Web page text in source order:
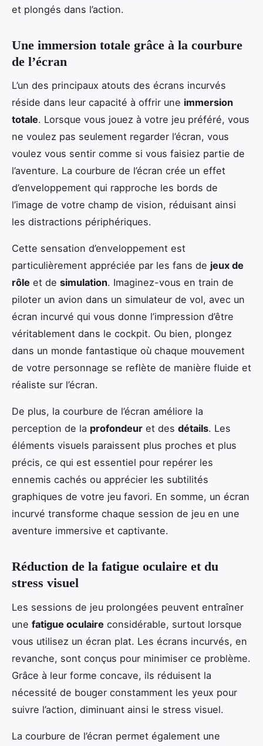
et plongés dans l’action.
Une immersion totale grâce à la courbure
de l’écran
L’un des principaux atouts des écrans incurvés
réside dans leur capacité à offrir une immersion
totale. Lorsque vous jouez à votre jeu préféré, vous
ne voulez pas seulement regarder l’écran, vous
voulez vous sentir comme si vous faisiez partie de
l’aventure. La courbure de l’écran crée un effet
d’enveloppement qui rapproche les bords de
l’image de votre champ de vision, réduisant ainsi
les distractions périphériques.
Cette sensation d’enveloppement est
particulièrement appréciée par les fans de jeux de
rôle et de simulation. Imaginez-vous en train de
piloter un avion dans un simulateur de vol, avec un
écran incurvé qui vous donne l’impression d’être
véritablement dans le cockpit. Ou bien, plongez
dans un monde fantastique où chaque mouvement
de votre personnage se reflète de manière fluide et
réaliste sur l’écran.
De plus, la courbure de l’écran améliore la
perception de la profondeur et des détails. Les
éléments visuels paraissent plus proches et plus
précis, ce qui est essentiel pour repérer les
ennemis cachés ou apprécier les subtilités
graphiques de votre jeu favori. En somme, un écran
incurvé transforme chaque session de jeu en une
aventure immersive et captivante.
Réduction de la fatigue oculaire et du
stress visuel
Les sessions de jeu prolongées peuvent entraîner
une fatigue oculaire considérable, surtout lorsque
vous utilisez un écran plat. Les écrans incurvés, en
revanche, sont conçus pour minimiser ce problème.
Grâce à leur forme concave, ils réduisent la
nécessité de bouger constamment les yeux pour
suivre l’action, diminuant ainsi le stress visuel.
La courbure de l’écran permet également une